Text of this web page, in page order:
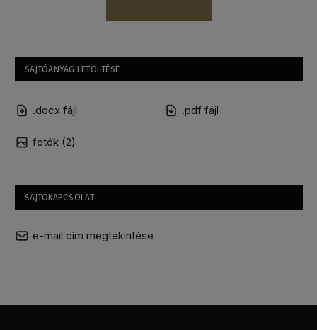
SAJTÓANYAG LETÖLTÉSE
.docx fájl .pdf fájl
fotók (2)
SAJTÓKAPCSOLAT
e-mail cím megtekintése